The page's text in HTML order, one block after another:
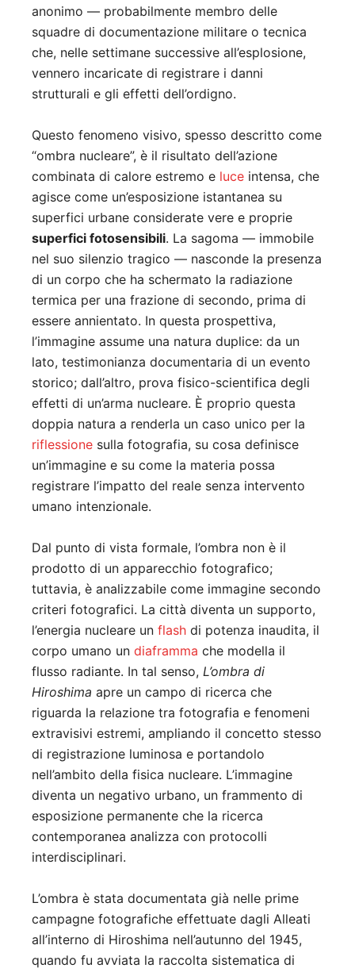
anonimo — probabilmente membro delle
squadre di documentazione militare o tecnica
che, nelle settimane successive all’esplosione,
vennero incaricate di registrare i danni
strutturali e gli effetti dell’ordigno.
Questo fenomeno visivo, spesso descritto come
“ombra nucleare”, è il risultato dell’azione
combinata di calore estremo e luce intensa, che
agisce come un’esposizione istantanea su
superfici urbane considerate vere e proprie
superfici fotosensibili. La sagoma — immobile
nel suo silenzio tragico — nasconde la presenza
di un corpo che ha schermato la radiazione
termica per una frazione di secondo, prima di
essere annientato. In questa prospettiva,
l’immagine assume una natura duplice: da un
lato, testimonianza documentaria di un evento
storico; dall’altro, prova fisico-scientifica degli
effetti di un’arma nucleare. È proprio questa
doppia natura a renderla un caso unico per la
riflessione sulla fotografia, su cosa definisce
un’immagine e su come la materia possa
registrare l’impatto del reale senza intervento
umano intenzionale.
Dal punto di vista formale, l’ombra non è il
prodotto di un apparecchio fotografico;
tuttavia, è analizzabile come immagine secondo
criteri fotografici. La città diventa un supporto,
l’energia nucleare un flash di potenza inaudita, il
corpo umano un diaframma che modella il
flusso radiante. In tal senso, L’ombra di
Hiroshima apre un campo di ricerca che
riguarda la relazione tra fotografia e fenomeni
extravisivi estremi, ampliando il concetto stesso
di registrazione luminosa e portandolo
nell’ambito della fisica nucleare. L’immagine
diventa un negativo urbano, un frammento di
esposizione permanente che la ricerca
contemporanea analizza con protocolli
interdisciplinari.
L’ombra è stata documentata già nelle prime
campagne fotografiche effettuate dagli Alleati
all’interno di Hiroshima nell’autunno del 1945,
quando fu avviata la raccolta sistematica di